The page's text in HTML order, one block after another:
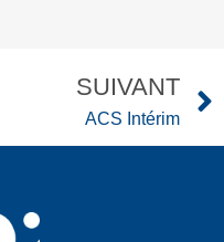
SUIVANT
ACS Intérim